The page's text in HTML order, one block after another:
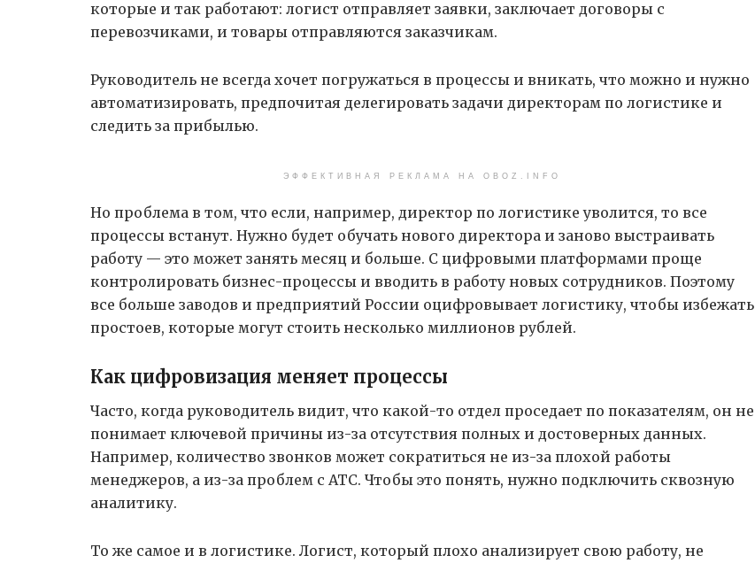
которые и так работают: логист отправляет заявки, заключает договоры с
перевозчиками, и товары отправляются заказчикам.
Руководитель не всегда хочет погружаться в процессы и вникать, что можно и нужно
автоматизировать, предпочитая делегировать задачи директорам по логистике и
следить за прибылью.
ЭФФЕКТИВНАЯ РЕКЛАМА НА OBOZ.INFO
Но проблема в том, что если, например, директор по логистике уволится, то все
процессы встанут. Нужно будет обучать нового директора и заново выстраивать
работу — это может занять месяц и больше. С цифровыми платформами проще
контролировать бизнес-процессы и вводить в работу новых сотрудников. Поэтому
все больше заводов и предприятий России оцифровывает логистику, чтобы избежать
простоев, которые могут стоить несколько миллионов рублей.
Как цифровизация меняет процессы
Часто, когда руководитель видит, что какой-то отдел проседает по показателям, он не
понимает ключевой причины из-за отсутствия полных и достоверных данных.
Например, количество звонков может сократиться не из-за плохой работы
менеджеров, а из-за проблем с АТС. Чтобы это понять, нужно подключить сквозную
аналитику.
То же самое и в логистике. Логист, который плохо анализирует свою работу, не